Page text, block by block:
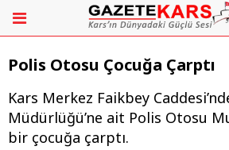
Polis Otosu Çocuğa Çarptı
Kars Merkez Faikbey
Müdürlüğü’ne ait Polis Otosu
bir çocuğa çarptı.